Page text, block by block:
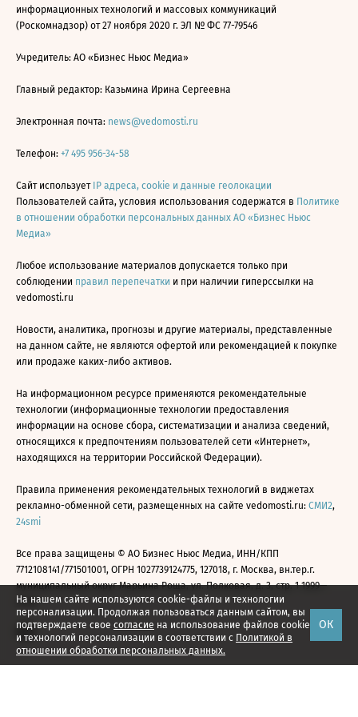
На нашем сайте используются cookie-файлы и технологии
персонализации. Продолжая пользоваться данным сайтом, вы
подтверждаете свое согласие на использование файлов cookie
и технологий персонализации в соответствии с Политикой в
отношении обработки персональных данных.
ОК
информационных технологий и массовых коммуникаций
(Роскомнадзор) от 27 ноября 2020 г. ЭЛ № ФС 77-79546
Учредитель: АО «Бизнес Ньюс Медиа»
Главный редактор: Казьмина Ирина Сергеевна
Электронная почта: news@vedomosti.ru
Телефон: +7 495 956-34-58
Сайт использует IP адреса, cookie и данные геолокации
Пользователей сайта, условия использования содержатся в Политике
в отношении обработки персональных данных АО «Бизнес Ньюс
Медиа»
Любое использование материалов допускается только при
соблюдении правил перепечатки и при наличии гиперссылки на
vedomosti.ru
Новости, аналитика, прогнозы и другие материалы, представленные
на данном сайте, не являются офертой или рекомендацией к покупке
или продаже каких-либо активов.
На информационном ресурсе применяются рекомендательные
технологии (информационные технологии предоставления
информации на основе сбора, систематизации и анализа сведений,
относящихся к предпочтениям пользователей сети «Интернет»,
находящихся на территории Российской Федерации).
Правила применения рекомендательных технологий в виджетах
рекламно-обменной сети, размещенных на сайте vedomosti.ru: СМИ2,
24smi
Все права защищены © АО Бизнес Ньюс Медиа, ИНН/КПП
7712108141/771501001, ОГРН 1027739124775, 127018, г. Москва, вн.тер.г.
муниципальный округ Марьина Роща, ул. Полковая, д. 3, стр. 1 1999—
2026